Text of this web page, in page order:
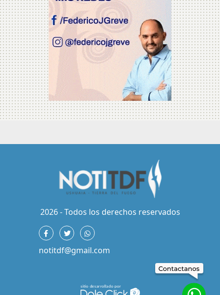
2026 - Todos los derechos reservados
notitdf@gmail.com